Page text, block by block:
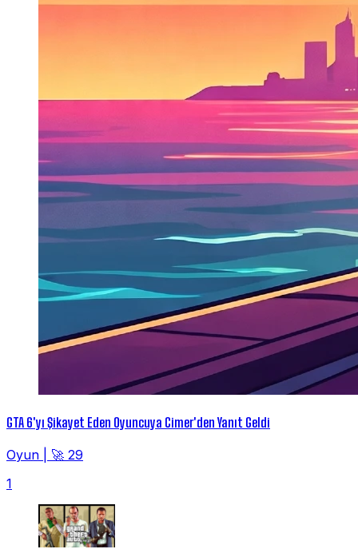
GTA 6'yı Şikayet Eden Oyuncuya Cimer'den Yanıt Geldi
Oyun
🚀 29
1